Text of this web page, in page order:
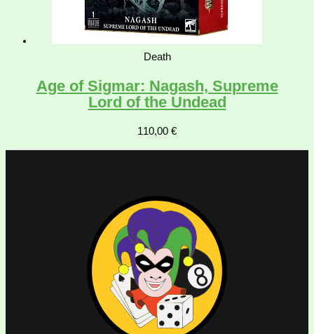
Death
Age of Sigmar: Nagash, Supreme
Lord of the Undead
110,00 €